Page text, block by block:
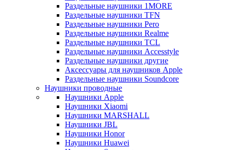
Раздельные наушники 1MORE
Раздельные наушники TFN
Раздельные наушники Pero
Раздельные наушники Realme
Раздельные наушники TCL
Раздельные наушники Accesstyle
Раздельные наушники другие
Аксессуары для наушников Apple
Раздельные наушники Soundcore
Наушники проводные
Наушники Apple
Наушники Xiaomi
Наушники MARSHALL
Наушники JBL
Наушники Honor
Наушники Huawei